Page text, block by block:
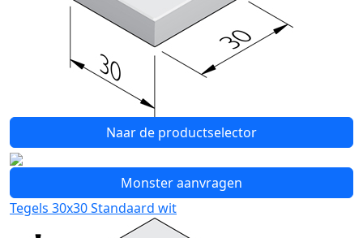
Naar de productselector
Monster aanvragen
Tegels 30x30 Standaard wit